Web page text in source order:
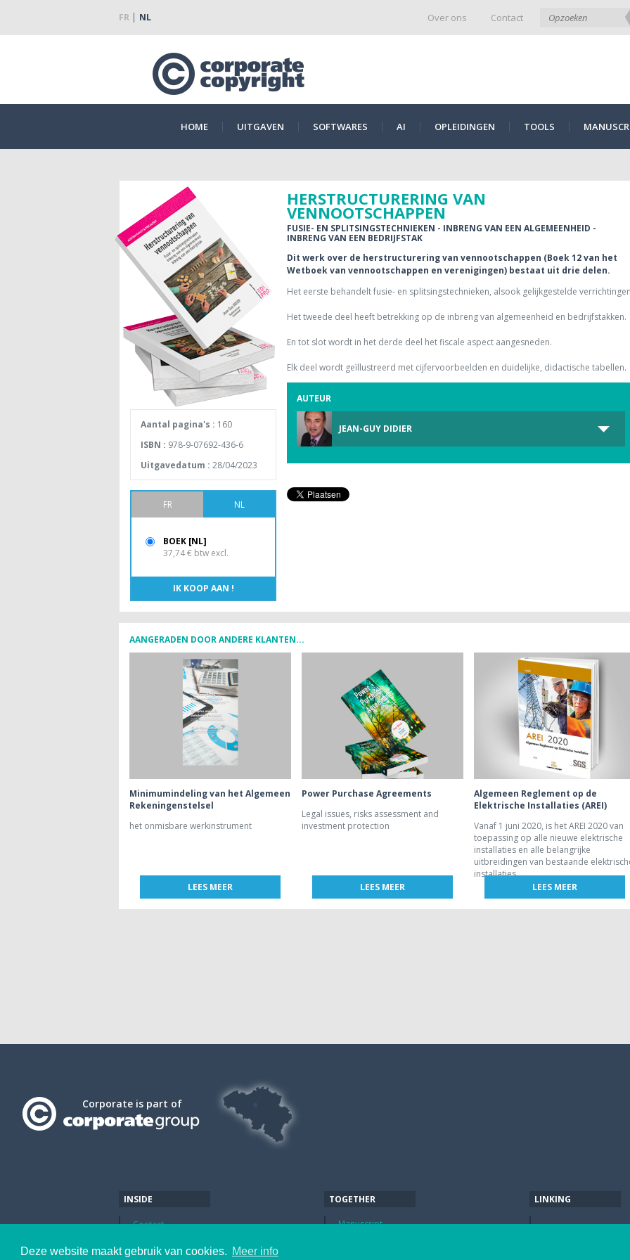
Deze website maakt gebruik van cookies. Meer info
FR NL Over ons Contact
HOME UITGAVEN SOFTWARES AI OPLEIDINGEN TOOLS
HERSTRUCTURERING VAN
VENNOOTSCHAPPEN
FUSIE- EN SPLITSINGSTECHNIEKEN - INBRENG VAN EEN ALGEMEENHEID -
INBRENG VAN EEN BEDRIJFSTAK
Dit werk over de herstructurering van vennootschappen (Boek 12 van het
Wetboek van vennootschappen en verenigingen) bestaat uit drie delen.
Het eerste behandelt fusie- en splitsingstechnieken, alsook gelijkgestelde
Het tweede deel heeft betrekking op de inbreng van algemeenheid en bedrijfstakken.
En tot slot wordt in het derde deel het fiscale aspect aangesneden.
Elk deel wordt geïllustreerd met cijfervoorbeelden en duidelijke, didactische tabellen.
AUTEUR
JEAN-GUY DIDIER
Aantal pagina's : 160
ISBN : 978-9-07692-436-6
Uitgavedatum : 28/04/2023
FR NL
BOEK [NL]
37,74 € btw excl.
AANGERADEN DOOR ANDERE KLANTEN...
Minimumindeling van het Algemeen
Rekeningenstelsel
het onmisbare werkinstrument
LEES MEER
Power Purchase Agreements
Legal issues, risks assessment and
investment protection
LEES MEER
Algemeen Reglement op de
Elektrische Installaties (AREI)
Vanaf 1 juni 2020, is het AREI 2020 van
toepassing op alle nieuwe elektrische
installaties en alle belangrijke
uitbreidingen van bestaande
installaties.
LEES MEER
Corporate is part of
INSIDE
Contact
TOGETHER
Manuscript
LINKING